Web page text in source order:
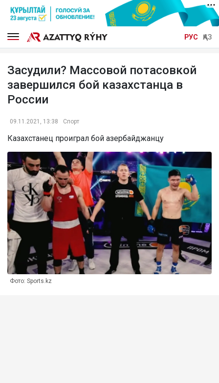
РУС ҚАЗ
Засудили? Массовой потасовкой
завершился бой казахстанца в
России
09.11.2021, 13:38 Спорт
Казахстанец проиграл бой азербайджанцу
Фото: Sports.kz